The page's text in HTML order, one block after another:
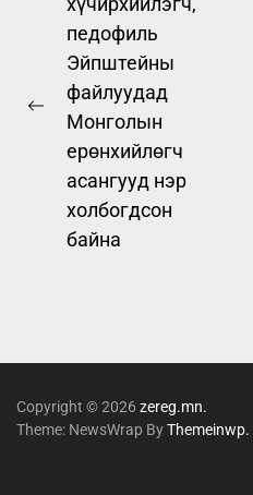
navigation
Previous
post:
педофиль
Эйпштейны
файлуудад
Монголын
ерөнхийлөгч
асангууд нэр
холбогдсон
байна
Copyright © 2026 zereg.mn.
Theme: NewsWrap ByThemeinwp.